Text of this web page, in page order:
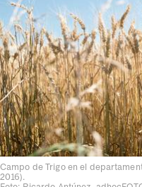
Campo de Trigo en el
2016).